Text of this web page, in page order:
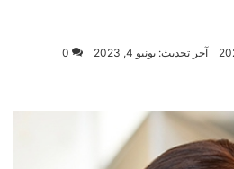
آخر تحديث: يونيو 4, 2023 0